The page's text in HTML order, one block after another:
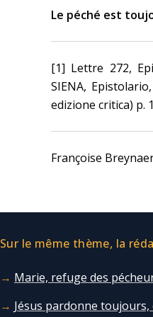
Le péché est
[1] Lettre 272,
SIENA,
edizione critica) p.
Françoise
Sur le même thème, la
Marie, refuge des
Jésus pardonne